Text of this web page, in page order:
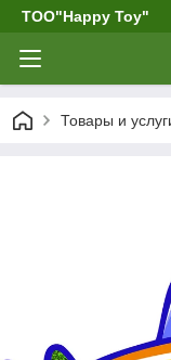
ТОО"Happy Toy"
Товары и